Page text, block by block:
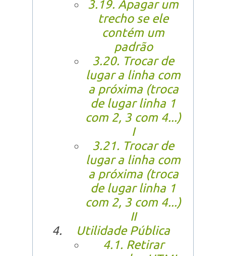
3.19. Apagar um
trecho se ele
contém um
padrão
3.20. Trocar de
lugar a linha com
a próxima (troca
de lugar linha 1
com 2, 3 com 4...)
I
3.21. Trocar de
lugar a linha com
a próxima (troca
de lugar linha 1
com 2, 3 com 4...)
II
Utilidade Pública
4.1. Retirar